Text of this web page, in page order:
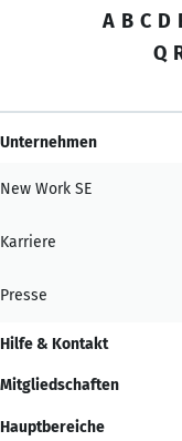
A B C D
Q
Unternehmen
New Work SE
Karriere
Presse
Hilfe & Kontakt
Mitgliedschaften
Hauptbereiche